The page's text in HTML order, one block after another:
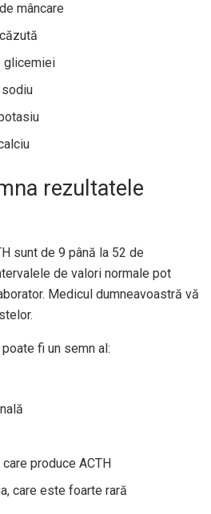
mâncare
glicemiei
rezultatele
sunt de 9 până la 52 de
de valori normale pot
Medicul dumneavoastră vă
fi un semn al:
produce ACTH
care este foarte rară